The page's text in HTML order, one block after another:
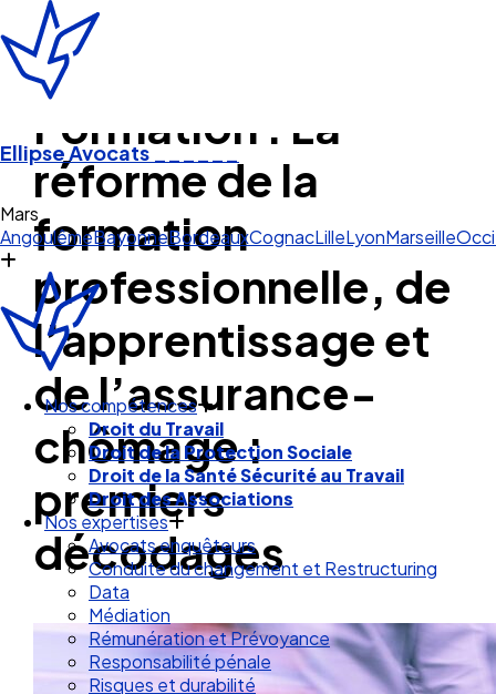
Ellipse Avocats______
Marseille
AngoulêmeBayonneBordeauxCognacLilleLyonMarseille
Nos compétences
Droit du Travail
Droit de la Protection Sociale
Droit de la Santé Sécurité au Travail
Droit des Associations
Nos expertises
Avocats enquêteurs
Conduite du changement et Restructuring
Data
Médiation
Rémunération et Prévoyance
Responsabilité pénale
Risques et durabilité
Formation : La
réforme de la
formation
professionnelle, de
l’apprentissage et
de l’assurance-
chômage :
premiers
décodages